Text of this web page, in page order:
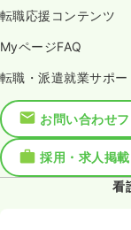
転職応援コンテンツ
MyページFAQ
転職・派遣就業サポ
お問い合わせ
採用・求人掲
看